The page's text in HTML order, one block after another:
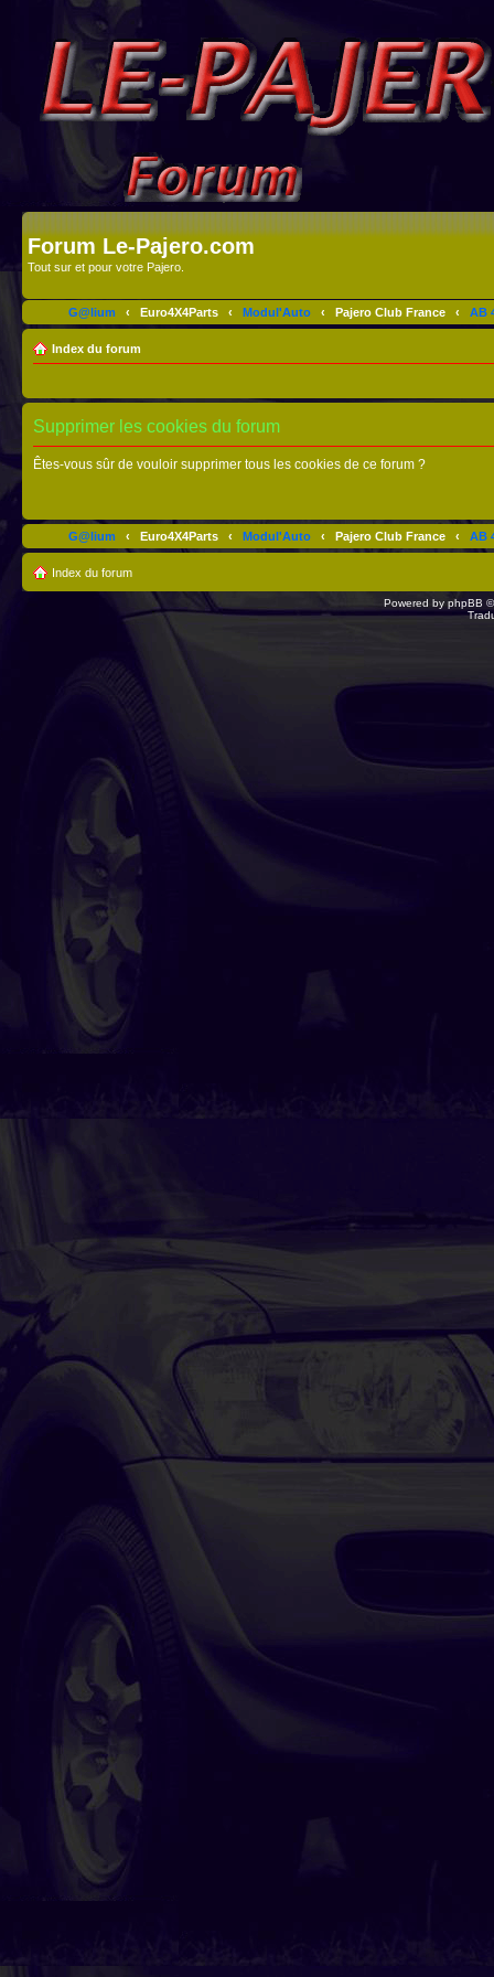
Forum Le-Pajero.com
Tout sur et pour votre Pajero.
G@lium ‹ Euro4X4Parts ‹ Modul'Auto ‹ Pajero Club France ‹ AB
Index du forum
Supprimer les cookies du forum
Êtes-vous sûr de vouloir supprimer tous les cookies de ce forum ?
G@lium ‹ Euro4X4Parts ‹ Modul'Auto ‹ Pajero Club France ‹ AB
Index du forum
Powered by phpBB